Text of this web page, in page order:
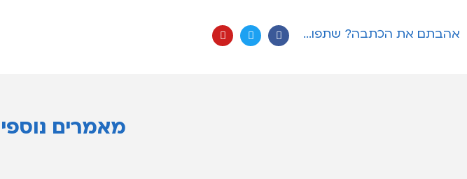
אהבתם את הכתבה? שתפו...
מאמרים